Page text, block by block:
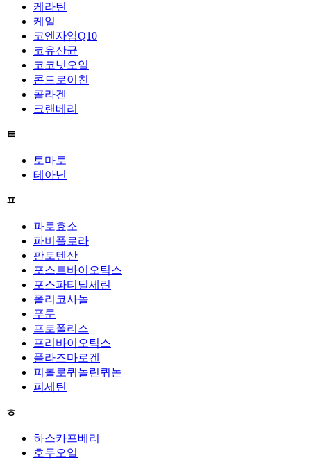
케라틴
케일
코엔자임Q10
코유산균
코코넛오일
콘드로이친
콜라겐
크랜베리
ㅌ
토마토
테아닌
ㅍ
파로효소
파비플로라
판토텐산
포스트바이오틱스
포스파티딜세린
폴리코사놀
푸룬
프로폴리스
프리바이오틱스
플라즈마로겐
피롤로퀴놀린퀴논
피세틴
ㅎ
하스카프베리
호두오일